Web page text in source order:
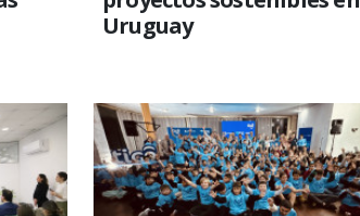
Uruguay